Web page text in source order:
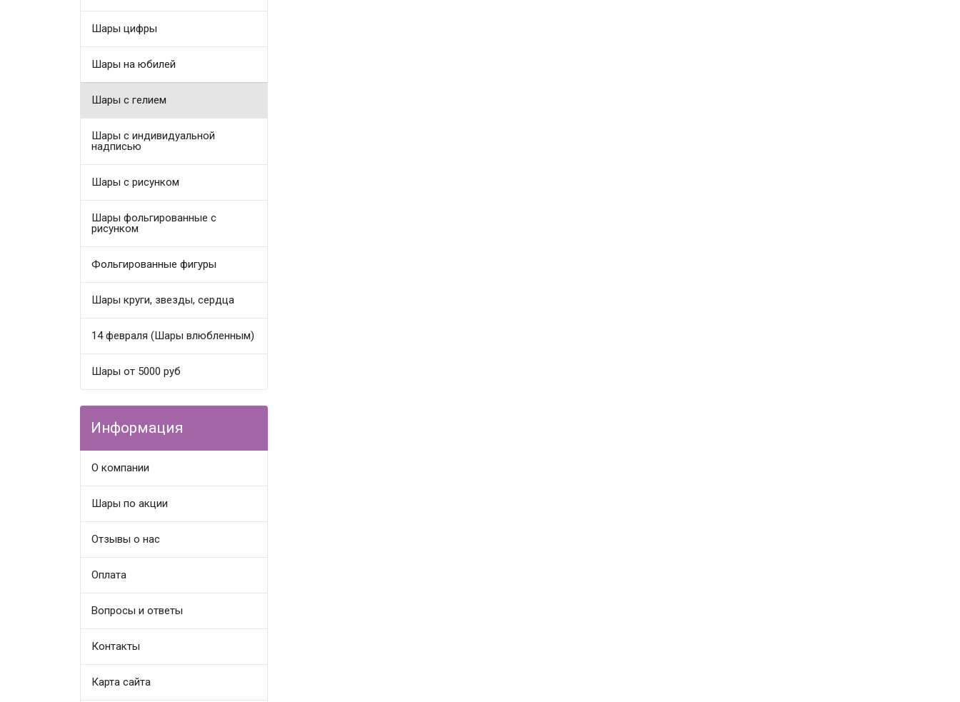
Шары цифры
Шары на юбилей
Шары с гелием
Шары с индивидуальной
надписью
Шары с рисунком
Шары фольгированные с
рисунком
Фольгированные фигуры
Шары круги, звезды, сердца
14 февраля (Шары влюбленным)
Шары от 5000 руб
Информация
О компании
Шары по акции
Отзывы о нас
Оплата
Вопросы и ответы
Контакты
Карта сайта